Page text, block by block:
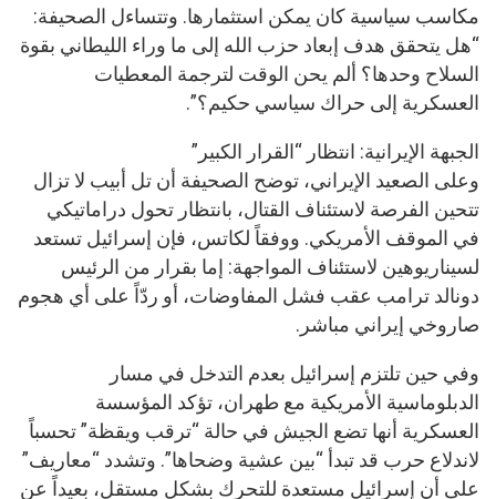
مكاسب سياسية كان يمكن استثمارها. وتتساءل الصحيفة:
“هل يتحقق هدف إبعاد حزب الله إلى ما وراء الليطاني بقوة
السلاح وحدها؟ ألم يحن الوقت لترجمة المعطيات
العسكرية إلى حراك سياسي حكيم؟”.
الجبهة الإيرانية: انتظار “القرار الكبير”
وعلى الصعيد الإيراني، توضح الصحيفة أن تل أبيب لا تزال
تتحين الفرصة لاستئناف القتال، بانتظار تحول دراماتيكي
في الموقف الأمريكي. ووفقاً لكاتس، فإن إسرائيل تستعد
لسيناريوهين لاستئناف المواجهة: إما بقرار من الرئيس
دونالد ترامب عقب فشل المفاوضات، أو ردّاً على أي هجوم
صاروخي إيراني مباشر.
وفي حين تلتزم إسرائيل بعدم التدخل في مسار
الدبلوماسية الأمريكية مع طهران، تؤكد المؤسسة
العسكرية أنها تضع الجيش في حالة “ترقب ويقظة” تحسباً
لاندلاع حرب قد تبدأ “بين عشية وضحاها”. وتشدد “معاريف”
على أن إسرائيل مستعدة للتحرك بشكل مستقل، بعيداً عن